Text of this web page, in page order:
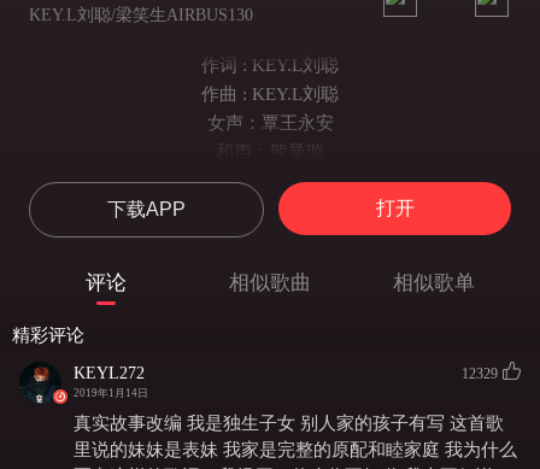
KEY.L刘聪/梁笑生AIRBUS130
作词 : KEY.L刘聪
作曲 : KEY.L刘聪
女声：覃王永安
和声：熊曼璇
Beat By 老道 & 梁笑生AIRBUS130
混音：$CC731
睡不着 爸妈在客厅吵
我怎么睡得着 爸妈在客厅吵
就快要天亮我辗转难眠
爸妈的吵架声一直持续到三点
下载APP 打开
评论 相似歌曲 相似歌单
精彩评论
KEYL272
2019年1月14日
12329
真实故事改编 我是独生子女 别人家的孩子有写 这首歌
里说的妹妹是表妹 我家是完整的原配和睦家庭 我为什么